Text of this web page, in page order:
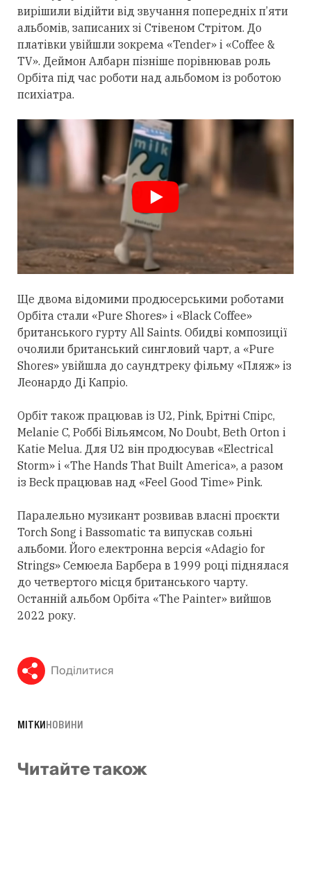
вирішили відійти від звучання попередніх п’яти
альбомів, записаних зі Стівеном Стрітом. До
платівки увійшли зокрема «Tender» і «Coffee &
TV». Деймон Албарн пізніше порівнював роль
Орбіта під час роботи над альбомом із роботою
психіатра.
Ще двома відомими продюсерськими роботами
Орбіта стали «Pure Shores» і «Black Coffee»
британського гурту All Saints. Обидві композиції
очолили британський сингловий чарт, а «Pure
Shores» увійшла до саундтреку фільму «Пляж» із
Леонардо Ді Капріо.
Орбіт також працював із U2, Pink, Брітні Спірс,
Melanie C, Роббі Вільямсом, No Doubt, Beth Orton і
Katie Melua. Для U2 він продюсував «Electrical
Storm» і «The Hands That Built America», а разом
із Beck працював над «Feel Good Time» Pink.
Паралельно музикант розвивав власні проєкти
Torch Song і Bassomatic та випускав сольні
альбоми. Його електронна версія «Adagio for
Strings» Семюела Барбера в 1999 році піднялася
до четвертого місця британського чарту.
Останній альбом Орбіта «The Painter» вийшов
2022 року.
Поділитися
МІТКИНОВИНИ
Читайте також